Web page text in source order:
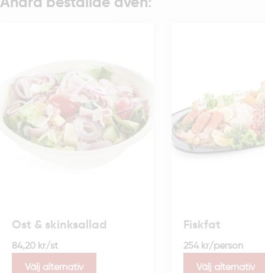
Ost & skinksallad
84,20 kr/st
Välj alternativ
Fiskfat
254 kr/person
Välj alternativ